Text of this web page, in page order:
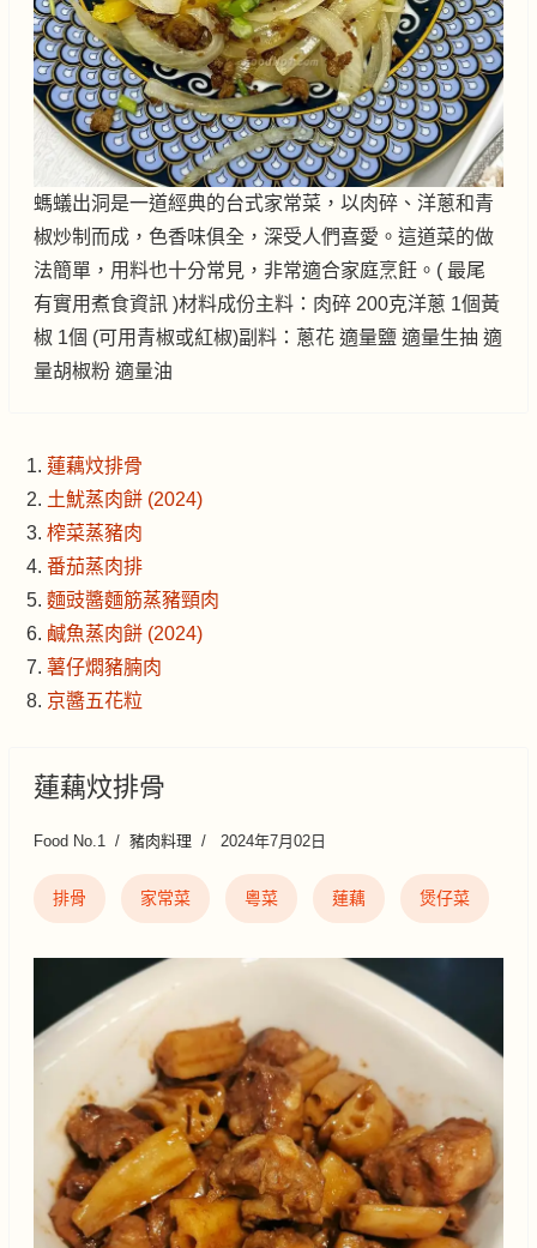
螞蟻出洞是一道經典的台式家常菜，以肉碎、洋蔥和青
椒炒制而成，色香味俱全，深受人們喜愛。這道菜的做
法簡單，用料也十分常見，非常適合家庭烹飪。( 最尾
有實用煮食資訊 )材料成份主料：肉碎 200克洋蔥 1個黃
椒 1個 (可用青椒或紅椒)副料：蔥花 適量鹽 適量生抽 適
量胡椒粉 適量油
蓮藕炆排骨
土魷蒸肉餅 (2024)
榨菜蒸豬肉
番茄蒸肉排
麵豉醬麵筋蒸豬頸肉
鹹魚蒸肉餅 (2024)
薯仔燜豬腩肉
京醬五花粒
蓮藕炆排骨
Food No.1 豬肉料理 2024年7月02日
排骨 家常菜 粵菜 蓮藕 煲仔菜